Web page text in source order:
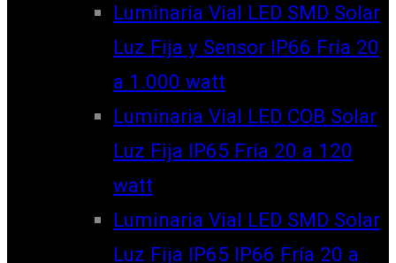
Luminaria Vial LED SMD Solar
Luz Fija y Sensor IP66 Fría 20
a 1.000 watt
Luminaria Vial LED COB Solar
Luz Fija IP65 Fría 20 a 120
watt
Luminaria Vial LED SMD Solar
Luz Fija IP65 IP66 Fría 20 a